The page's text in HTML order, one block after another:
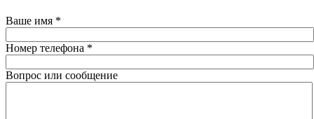
Ваше имя *
Номер телефона *
Вопрос или сообщение